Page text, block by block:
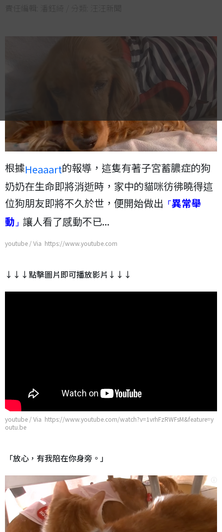
責任編輯: 潘鈺綺 / 分類: 汪汪新聞
根據Heaaart的報導，這隻有著子宮蓄膿症的狗
奶奶在生命即將消逝時，家中的貓咪彷彿曉得這
位狗朋友即將不久於世，便開始做出
「 異常舉
動 」 讓人看了感動不已...
youtube / Via https://www.youtube.com
↓↓↓點擊圖片即可播放影片↓↓↓
youtube / Via https://www.youtube.com/watch?v=1vrhFzRWFsM&feature=y
outu.be
「放心，有我陪在你身旁。」